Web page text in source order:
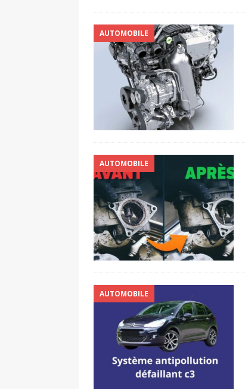
AUTOMOBILE
AUTOMOBILE
AUTOMOBILE